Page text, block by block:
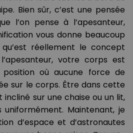
Bien sûr, c’est une pensée
l’on pense à l’apesanteur,
vous donne beaucoup
réellement le concept
votre corps est
position où aucune force de
sur le corps. Être dans cette
incliné sur une chaise ou un lit,
Maintenant, je
d’espace et d’astronautes